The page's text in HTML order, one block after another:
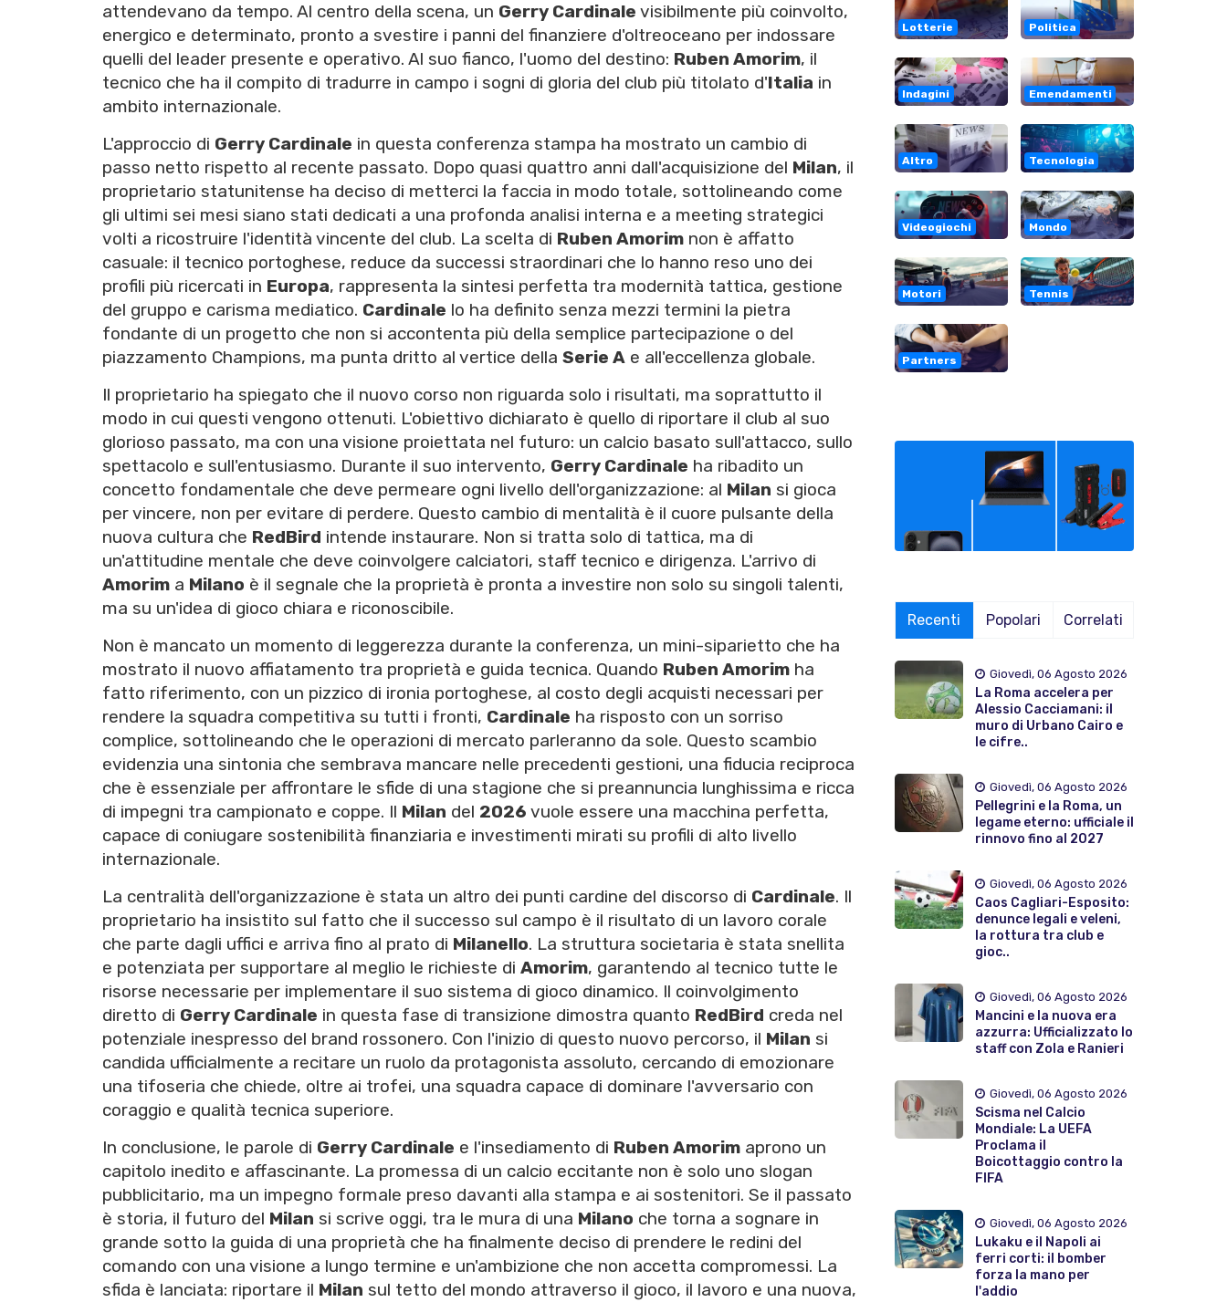
attendevano da tempo. Al centro della scena, un Gerry Cardinale visibilmente più coinvolto,
energico e determinato, pronto a svestire i panni del finanziere d'oltreoceano per indossare
quelli del leader presente e operativo. Al suo fianco, l'uomo del destino: Ruben Amorim, il
tecnico che ha il compito di tradurre in campo i sogni di gloria del club più titolato d'Italia in
ambito internazionale.
L'approccio di Gerry Cardinale in questa conferenza stampa ha mostrato un cambio di
passo netto rispetto al recente passato. Dopo quasi quattro anni dall'acquisizione del Milan, il
proprietario statunitense ha deciso di metterci la faccia in modo totale, sottolineando come
gli ultimi sei mesi siano stati dedicati a una profonda analisi interna e a meeting strategici
volti a ricostruire l'identità vincente del club. La scelta di Ruben Amorim non è affatto
casuale: il tecnico portoghese, reduce da successi straordinari che lo hanno reso uno dei
profili più ricercati in Europa, rappresenta la sintesi perfetta tra modernità tattica, gestione
del gruppo e carisma mediatico. Cardinale lo ha definito senza mezzi termini la pietra
fondante di un progetto che non si accontenta più della semplice partecipazione o del
piazzamento Champions, ma punta dritto al vertice della Serie A e all'eccellenza globale.
Il proprietario ha spiegato che il nuovo corso non riguarda solo i risultati, ma soprattutto il
modo in cui questi vengono ottenuti. L'obiettivo dichiarato è quello di riportare il club al suo
glorioso passato, ma con una visione proiettata nel futuro: un calcio basato sull'attacco, sullo
spettacolo e sull'entusiasmo. Durante il suo intervento, Gerry Cardinale ha ribadito un
concetto fondamentale che deve permeare ogni livello dell'organizzazione: al Milan si gioca
per vincere, non per evitare di perdere. Questo cambio di mentalità è il cuore pulsante della
nuova cultura che RedBird intende instaurare. Non si tratta solo di tattica, ma di
un'attitudine mentale che deve coinvolgere calciatori, staff tecnico e dirigenza. L'arrivo di
Amorim a Milano è il segnale che la proprietà è pronta a investire non solo su singoli talenti,
ma su un'idea di gioco chiara e riconoscibile.
Non è mancato un momento di leggerezza durante la conferenza, un mini-siparietto che ha
mostrato il nuovo affiatamento tra proprietà e guida tecnica. Quando Ruben Amorim ha
fatto riferimento, con un pizzico di ironia portoghese, al costo degli acquisti necessari per
rendere la squadra competitiva su tutti i fronti, Cardinale ha risposto con un sorriso
complice, sottolineando che le operazioni di mercato parleranno da sole. Questo scambio
evidenzia una sintonia che sembrava mancare nelle precedenti gestioni, una fiducia reciproca
che è essenziale per affrontare le sfide di una stagione che si preannuncia lunghissima e ricca
di impegni tra campionato e coppe. Il Milan del 2026 vuole essere una macchina perfetta,
capace di coniugare sostenibilità finanziaria e investimenti mirati su profili di alto livello
internazionale.
La centralità dell'organizzazione è stata un altro dei punti cardine del discorso di Cardinale. Il
proprietario ha insistito sul fatto che il successo sul campo è il risultato di un lavoro corale
che parte dagli uffici e arriva fino al prato di Milanello. La struttura societaria è stata snellita
e potenziata per supportare al meglio le richieste di Amorim, garantendo al tecnico tutte le
risorse necessarie per implementare il suo sistema di gioco dinamico. Il coinvolgimento
diretto di Gerry Cardinale in questa fase di transizione dimostra quanto RedBird creda nel
potenziale inespresso del brand rossonero. Con l'inizio di questo nuovo percorso, il Milan si
candida ufficialmente a recitare un ruolo da protagonista assoluto, cercando di emozionare
una tifoseria che chiede, oltre ai trofei, una squadra capace di dominare l'avversario con
coraggio e qualità tecnica superiore.
In conclusione, le parole di Gerry Cardinale e l'insediamento di Ruben Amorim aprono un
capitolo inedito e affascinante. La promessa di un calcio eccitante non è solo uno slogan
pubblicitario, ma un impegno formale preso davanti alla stampa e ai sostenitori. Se il passato
è storia, il futuro del Milan si scrive oggi, tra le mura di una Milano che torna a sognare in
grande sotto la guida di una proprietà che ha finalmente deciso di prendere le redini del
comando con una visione a lungo termine e un'ambizione che non accetta compromessi. La
sfida è lanciata: riportare il Milan sul tetto del mondo attraverso il gioco, il lavoro e una nuova,
Lotterie Politica
Indagini Emendamenti
Altro Tecnologia
Videogiochi Mondo
Motori Tennis
Partners
Recenti Popolari Correlati
Giovedì, 06 Agosto 2026
La Roma accelera per
Alessio Cacciamani: il
muro di Urbano Cairo e
le cifre..
Giovedì, 06 Agosto 2026
Pellegrini e la Roma, un
legame eterno: ufficiale il
rinnovo fino al 2027
Giovedì, 06 Agosto 2026
Caos Cagliari-Esposito:
denunce legali e veleni,
la rottura tra club e
gioc..
Giovedì, 06 Agosto 2026
Mancini e la nuova era
azzurra: Ufficializzato lo
staff con Zola e Ranieri
Giovedì, 06 Agosto 2026
Scisma nel Calcio
Mondiale: La UEFA
Proclama il
Boicottaggio contro la
FIFA
Giovedì, 06 Agosto 2026
Lukaku e il Napoli ai
ferri corti: il bomber
forza la mano per
l'addio